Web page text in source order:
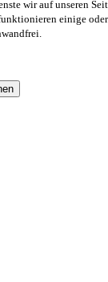
wir auf unseren
einige